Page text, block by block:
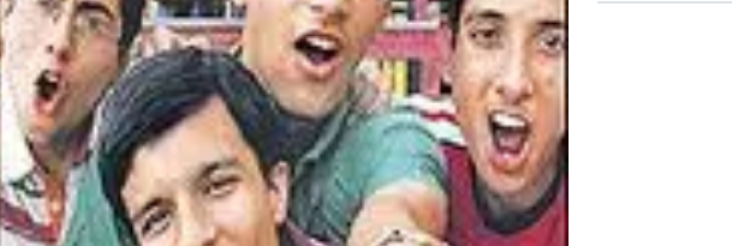
वा
दी
हैं
दि
ली
प
मं
ड
ल